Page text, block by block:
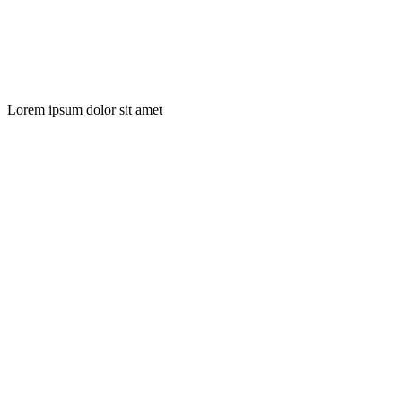
Lorem ipsum dolor sit amet